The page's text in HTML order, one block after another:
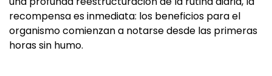
recompensa es inmediata: los beneficios para el
organismo comienzan a notarse desde las primeras
horas sin humo.